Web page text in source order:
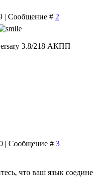
| Сообщение # 2
3.8/218 АКПП
| Сообщение # 3
что ваш язык